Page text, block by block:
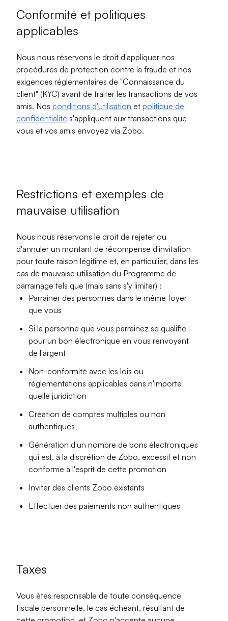
Conformité et politiques
applicables
Nous nous réservons le droit d'appliquer nos
procédures de protection contre la fraude et nos
exigences réglementaires de "Connaissance du
client" (KYC) avant de traiter les transactions de vos
amis. Nos conditions d'utilisation et politique de
confidentialité s'appliquent aux transactions que
vous et vos amis envoyez via Zobo.
Restrictions et exemples de
mauvaise utilisation
Nous nous réservons le droit de rejeter ou
d'annuler un montant de récompense d'invitation
pour toute raison légitime et, en particulier, dans les
cas de mauvaise utilisation du Programme de
parrainage tels que (mais sans s'y limiter) :
Parrainer des personnes dans le même foyer
que vous
Si la personne que vous parrainez se qualifie
pour un bon électronique en vous renvoyant
de l'argent
Non-conformité avec les lois ou
réglementations applicables dans n'importe
quelle juridiction
Création de comptes multiples ou non
authentiques
Génération d'un nombre de bons électroniques
qui est, à la discrétion de Zobo, excessif et non
conforme à l'esprit de cette promotion
Inviter des clients Zobo existants
Effectuer des paiements non authentiques
Taxes
Vous êtes responsable de toute conséquence
fiscale personnelle, le cas échéant, résultant de